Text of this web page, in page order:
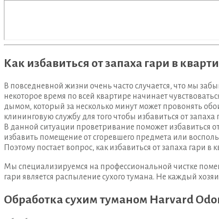
Как избавиться от запаха гари в
В повседневной жизни очень часто случается, что мы
некоторое время по всей квартире начинает
дымом, который за несколько минут может провонять
клининговую службу для того чтобы избавиться от запаха
В данной ситуации проветривание поможет избавиться
избавить помещение от сгоревшего предмета или
Поэтому постает вопрос, как избавиться от запаха
Мы специализируемся на профессиональной чистке
гари является распыление сухого тумана. Не каждый
Обработка сухим туманом Harvard